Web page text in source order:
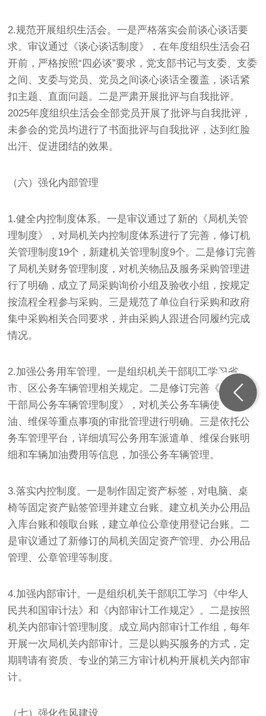
2.规范开展组织生活会。一是严格落实会前谈心谈话要
求。审议通过《谈心谈话制度》，在年度组织生活会召
开前，严格按照“四必谈”要求，党支部书记与支委、支委
之间、支委与党员、党员之间谈心谈话全覆盖，谈话紧
扣主题、直面问题。二是严肃开展批评与自我批评。
2025年度组织生活会全部党员开展了批评与自我批评，
未参会的党员均进行了书面批评与自我批评，达到红脸
出汗、促进团结的效果。
（六）强化内部管理
1.健全内控制度体系。一是审议通过了新的《局机关管
理制度》，对局机关内控制度体系进行了完善，修订机
关管理制度19个，新建机关管理制度9个。二是修订完善
了局机关财务管理制度，对机关物品及服务采购管理进
行了明确，成立了局采购询价小组及验收小组，按规定
按流程全程参与采购。三是规范了单位自行采购和政府
集中采购相关合同要求，并由采购人跟进合同履约完成
情况。
2.加强公务用车管理。一是组织机关干部职工学习省、
市、区公务车辆管理相关规定。二是修订完善《区委老
干部局公务车辆管理制度》，对机关公务车辆使用、加
油、维保等重点事项的审批管理进行明确。三是依托公
务车管理平台，详细填写公务用车派遣单、维保台账明
细和车辆加油费用等信息，加强公务车辆管理。
3.落实内控制度。一是制作固定资产标签，对电脑、桌
椅等固定资产贴签管理并建立台账。建立机关办公用品
入库台账和领取台账，建立单位公章使用登记台账。二
是审议通过了新修订的局机关固定资产管理、办公用品
管理、公章管理等制度。
4.加强内部审计。一是组织机关干部职工学习《中华人
民共和国审计法》和《内部审计工作规定》。二是按照
机关内部审计管理制度。成立局内部审计工作组，每年
开展一次局机关内部审计。三是以购买服务的方式，定
期聘请有资质、专业的第三方审计机构开展机关内部审
计。
（七）强化作风建设